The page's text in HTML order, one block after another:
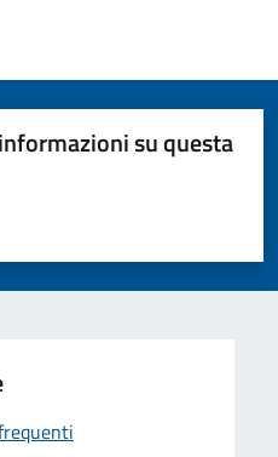
su questa
su 5
5